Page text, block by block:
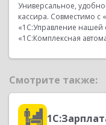
Универсальное,
кассира. Совместимо с
«1С:Управление нашей
«1С:Комплексная
Смотрите также: